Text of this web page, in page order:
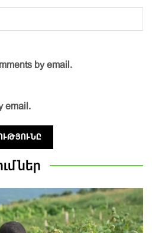
by email.
email.